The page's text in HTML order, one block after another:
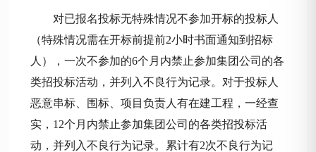
对已报名投标无特殊情况不参加开标的投标人
（特殊情况需在开标前提前2小时书面通知到招标
人），一次不参加的6个月内禁止参加集团公司的各
类招投标活动，并列入不良行为记录。对于投标人
恶意串标、围标、项目负责人有在建工程，一经查
实，12个月内禁止参加集团公司的各类招投标活
动，并列入不良行为记录。累计有2次不良行为记